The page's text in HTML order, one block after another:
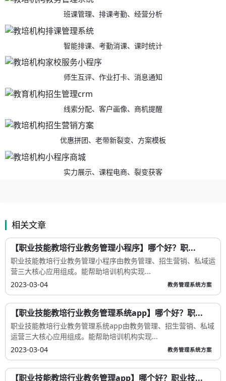
班课管理、排课考勤、经营分析
智能排课、考勤消课、课时统计
师生互评、作业打卡、消息通知
线索分配、客户画像、商机提醒
优惠拼团、老带新裂变、方案模板
实力展示、课程电商、裂变获客
相关文章
【职业技能教培行业教务管理小程序】哪个好？职...
职业技能教培行业教务管理小程序由教务管理、招生营销、私域运
营三大核心应用组成。能帮助培训机构实现...
2023-03-04
教务管理系统方案
【职业技能教培行业教务管理系统app】哪个好？职...
职业技能教培行业教务管理系统app由教务管理、招生营销、私域
运营三大核心应用组成。能帮助培训机构实现...
2023-03-04
教务管理系统方案
【职业技能教培行业教务管理app】哪个好？职业技...